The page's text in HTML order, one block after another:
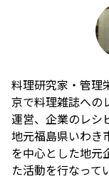
料理研究家・管理
京で料理雑誌への
運営、企業のレシ
地元福島県いわき
を中心とした地元
た活動を行なって